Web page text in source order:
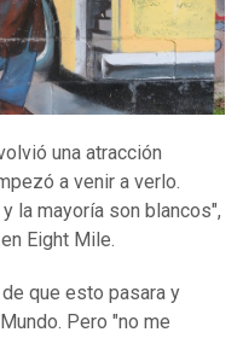
una atracción
a venir a verlo.
la mayoría son blancos",
Eight Mile.
que esto pasara y
Pero "no me